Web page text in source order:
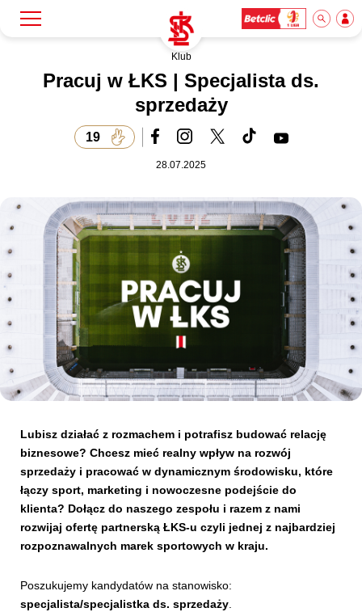
Klub
Akademia
Biznes
Dla mediów
Kibice
SKLEP KUP BILET
Klub
Pracuj w ŁKS | Specjalista ds.
sprzedaży
19
28.07.2025
Lubisz działać z rozmachem i potrafisz budować relację
biznesowe? Chcesz mieć realny wpływ na rozwój
sprzedaży i pracować w dynamicznym środowisku, które
łączy sport, marketing i nowoczesne podejście do
klienta? Dołącz do naszego zespołu i razem z nami
rozwijaj ofertę partnerską ŁKS-u czyli jednej z najbardziej
rozpoznawalnych marek sportowych w kraju.
Poszukujemy kandydatów na stanowisko:
specjalista/specjalistka ds. sprzedaży.